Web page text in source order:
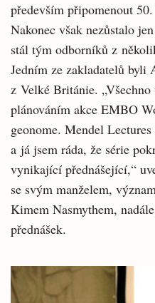
především připomenout
Nakonec však nezůstalo
stál tým odborníků z
Jedním ze zakladatelů byli
z Velké Británie.
plánováním akce EMBO
geonome. Mendel
a já jsem ráda, že série
vynikající přednášející,“
se svým manželem,
Kimem Nasmythem,
přednášek.